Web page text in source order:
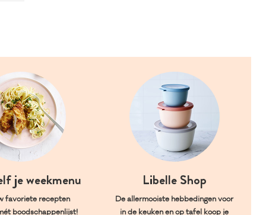
je weekmenu
favoriete recepten
boodschappenlijst!
Libelle Shop
De allermooiste hebbedingen voor
in de keuken en op tafel koop je